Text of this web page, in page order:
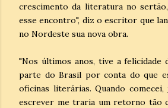
crescimento da literatura no
esse encontro", diz o escritor que
no Nordeste sua nova obra.
"Nos últimos anos, tive a felicidade
parte do Brasil por conta do que
oficinas literárias. Quando comecei,
escrever me traria um retorno tão